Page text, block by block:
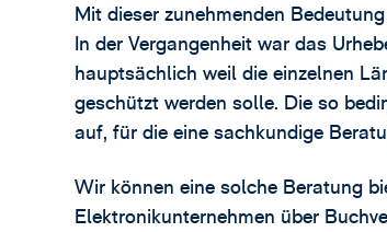
Mit dieser zunehmenden
In der Vergangenheit war das
hauptsächlich weil die einzelnen
geschützt werden solle. Die so
auf, für die eine sachkundige
Wir können eine solche Beratung
Elektronikunternehmen über